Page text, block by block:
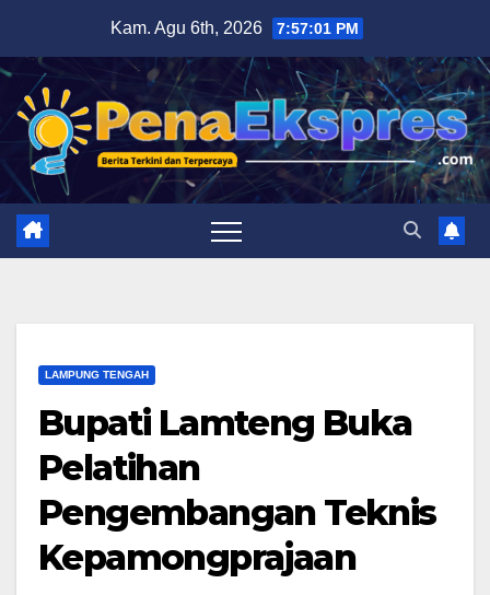
content
Kam. Agu 6th, 2026 7:57:02 PM
LAMPUNG TENGAH
Bupati Lamteng Buka
Pelatihan
Pengembangan Teknis
Kepamongprajaan